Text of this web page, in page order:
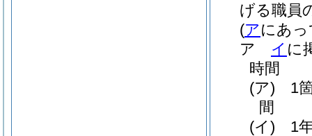
げる職員
(アにあ
ア
イ に
時間
(ア)
1
間
(イ)
1